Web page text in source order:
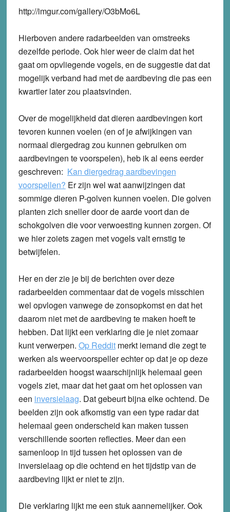
http://imgur.com/gallery/O3bMo6L
Hierboven andere radarbeelden van omstreeks
dezelfde periode. Ook hier weer de claim dat het
gaat om opvliegende vogels, en de suggestie dat dat
mogelijk verband had met de aardbeving die pas een
kwartier later zou plaatsvinden.
Over de mogelijkheid dat dieren aardbevingen kort
tevoren kunnen voelen (en of je afwijkingen van
normaal diergedrag zou kunnen gebruiken om
aardbevingen te voorspelen), heb ik al eens eerder
geschreven: Kan diergedrag aardbevingen
voorspellen? Er zijn wel wat aanwijzingen dat
sommige dieren P-golven kunnen voelen. Die golven
planten zich sneller door de aarde voort dan de
schokgolven die voor verwoesting kunnen zorgen. Of
we hier zoiets zagen met vogels valt ernstig te
betwijfelen.
Her en der zie je bij de berichten over deze
radarbeelden commentaar dat de vogels misschien
wel opvlogen vanwege de zonsopkomst en dat het
daarom niet met de aardbeving te maken hoeft te
hebben. Dat lijkt een verklaring die je niet zomaar
kunt verwerpen. Op Redditmerkt iemand die zegt te
werken als weervoorspeller echter op dat je op deze
radarbeelden hoogst waarschijnlijk helemaal geen
vogels ziet, maar dat het gaat om het oplossen van
een inversielaag. Dat gebeurt bijna elke ochtend. De
beelden zijn ook afkomstig van een type radar dat
helemaal geen onderscheid kan maken tussen
verschillende soorten reflecties. Meer dan een
samenloop in tijd tussen het oplossen van de
inversielaag op die ochtend en het tijdstip van de
aardbeving lijkt er niet te zijn.
Die verklaring lijkt me een stuk aannemelijker. Ook